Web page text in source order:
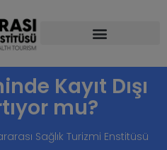
Kayıt Dışı
mu?
Sağlık Turizmi Enstitüsü